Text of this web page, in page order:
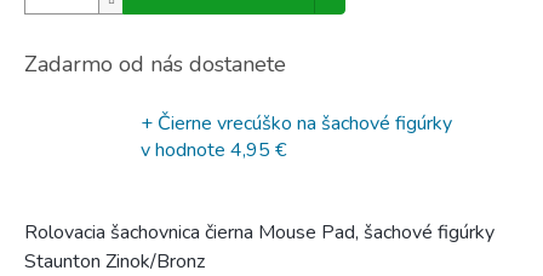
Zadarmo od nás dostanete
+ Čierne vrecúško na šachové figúrky
v hodnote 4,95 €
Rolovacia šachovnica čierna Mouse Pad, šachové figúrky
Staunton Zinok/Bronz